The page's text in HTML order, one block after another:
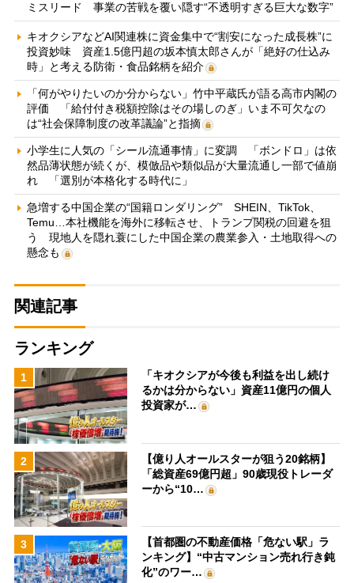
ミスリード 事業の苦戦を覆い隠す“不透明すぎる巨大な数字”
キオクシアなどAI関連株に資金集中で“割安になった成長株”に
投資妙味 資産1.5億円超の坂本慎太郎さんが「絶好の仕込み
時」と考える防衛・食品銘柄を紹介
「何がやりたいのか分からない」竹中平蔵氏が語る高市内閣の
評価 「給付付き税額控除はその場しのぎ」いま不可欠なの
は“社会保障制度の改革議論”と指摘
小学生に人気の「シール流通事情」に変調 「ボンドロ」は依
然品薄状態が続くが、模倣品や類似品が大量流通し一部で値崩
れ 「選別が本格化する時代に」
急増する中国企業の“国籍ロンダリング” SHEIN、TikTok、
Temu…本社機能を海外に移転させ、トランプ関税の回避を狙
う 現地人を隠れ蓑にした中国企業の農業参入・土地取得への
懸念も
関連記事
ランキング
1
「キオクシアが今後も利益を出し続け
るかは分からない」資産11億円の個人
投資家が…
2
【億り人オールスターが狙う20銘柄】
「総資産69億円超」90歳現役トレーダ
ーから“10…
3
【首都圏の不動産価格「危ない駅」ラ
ンキング】“中古マンション売れ行き鈍
化”のワー…